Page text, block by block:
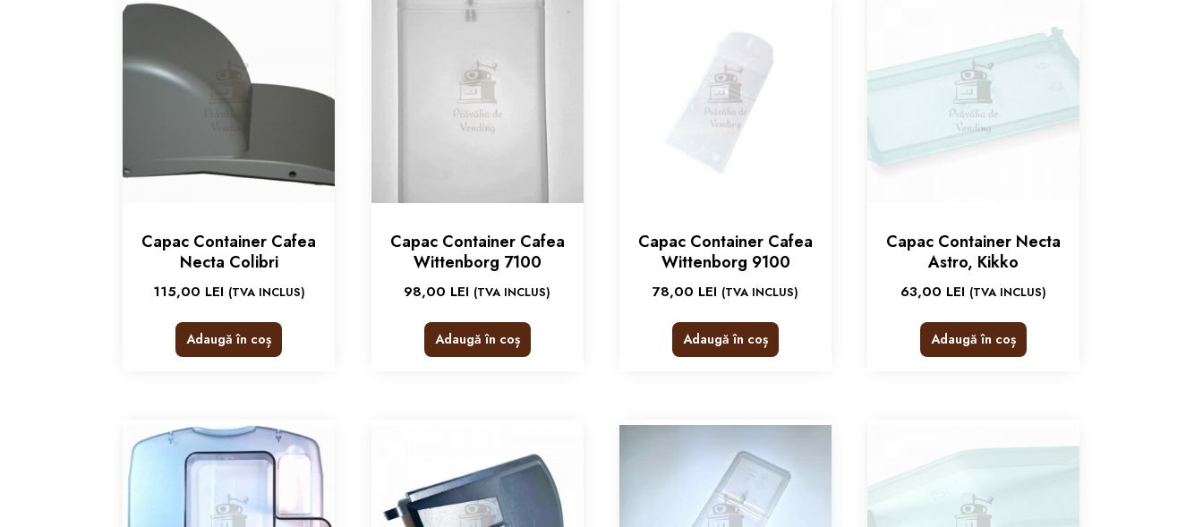
Capac Container Cafea
Necta Colibri
115,00 LEI (TVA INCLUS)
Adaugă în coș
Capac Container Cafea
Wittenborg 7100
98,00 LEI (TVA INCLUS)
Adaugă în coș
Capac Container Cafea
Wittenborg 9100
78,00 LEI (TVA INCLUS)
Adaugă în coș
Capac Container Necta
Astro, Kikko
63,00 LEI (TVA INCLUS)
Adaugă în coș